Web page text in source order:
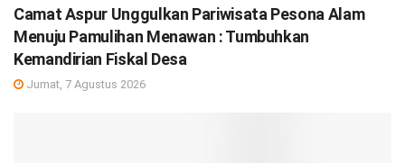
Camat Aspur Unggulkan Pariwisata Pesona Alam
Menuju Pamulihan Menawan : Tumbuhkan
Kemandirian Fiskal Desa
Jumat, 7 Agustus 2026